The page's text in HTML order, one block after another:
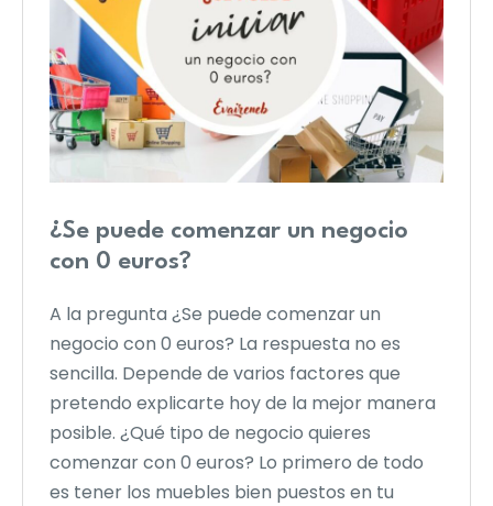
¿Se puede comenzar un negocio
con 0 euros?
A la pregunta ¿Se puede comenzar un
negocio con 0 euros? La respuesta no es
sencilla. Depende de varios factores que
pretendo explicarte hoy de la mejor manera
posible. ¿Qué tipo de negocio quieres
comenzar con 0 euros? Lo primero de todo
es tener los muebles bien puestos en tu